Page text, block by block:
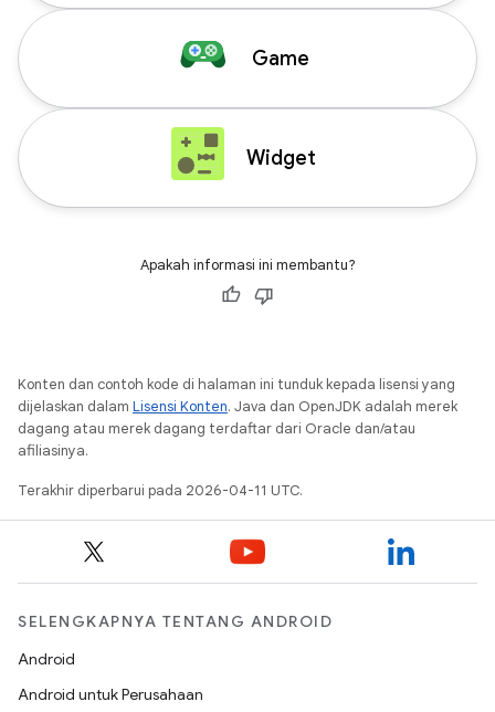
Game
Widget
Apakah informasi ini membantu?
Konten dan contoh kode di halaman ini tunduk kepada lisensi yang
dijelaskan dalam Lisensi Konten. Java dan OpenJDK adalah merek
dagang atau merek dagang terdaftar dari Oracle dan/atau
afiliasinya.
Terakhir diperbarui pada 2026-04-11 UTC.
SELENGKAPNYA TENTANG ANDROID
Android
Android untuk Perusahaan